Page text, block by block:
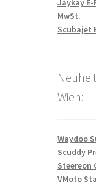
Jaykay E-
MwSt.
Scubajet
Wien:
Waydoo
Scuddy
Steereon
VMoto